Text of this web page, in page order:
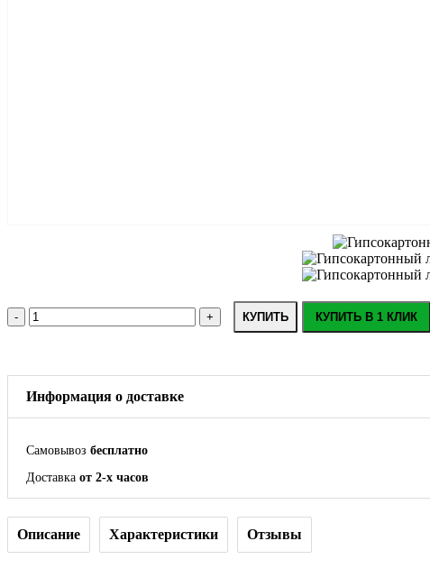
КУПИТЬ КУПИТЬ В 1 КЛИК
Информация о доставке
Самовывоз бесплатно
Доставка от 2-х часов
Описание Характеристики Отзывы